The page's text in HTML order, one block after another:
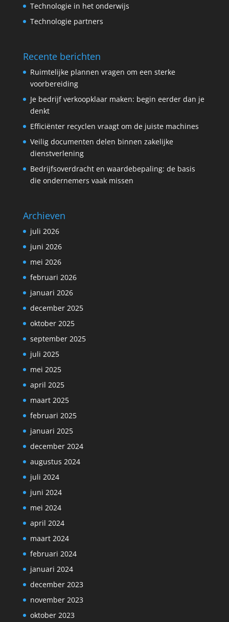
Technologie in het onderwijs
Technologie partners
Recente berichten
Ruimtelijke plannen vragen om een sterke
voorbereiding
Je bedrijf verkoopklaar maken: begin eerder dan je
denkt
Efficiënter recyclen vraagt om de juiste machines
Veilig documenten delen binnen zakelijke
dienstverlening
Bedrijfsoverdracht en waardebepaling: de basis
die ondernemers vaak missen
Archieven
juli 2026
juni 2026
mei 2026
februari 2026
januari 2026
december 2025
oktober 2025
september 2025
juli 2025
mei 2025
april 2025
maart 2025
februari 2025
januari 2025
december 2024
augustus 2024
juli 2024
juni 2024
mei 2024
april 2024
maart 2024
februari 2024
januari 2024
december 2023
november 2023
oktober 2023